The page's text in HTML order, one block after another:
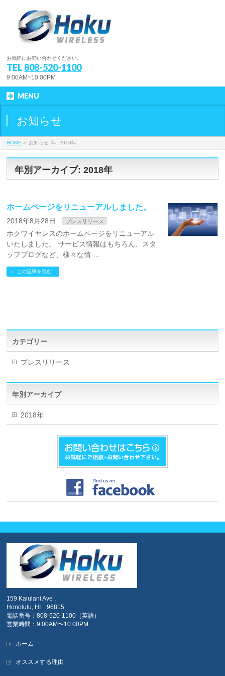
お気軽にお問い合わせください。
TEL 808-520-1100
9:00AM~10:00PM
MENU
お知らせ
HOME » お知らせ 年: 2018年
年別アーカイブ: 2018年
ホームページをリニューアルしました。
2018年8月28日 プレスリリース
ホクワイヤレスのホームページをリニューアル
いたしました。 サービス情報はもちろん、スタ
ッフブログなど、様々な情 …
この記事を読む
カテゴリー
プレスリリース
年別アーカイブ
2018年
159 Kaiulani Ave ,
Honolulu, HI 96815
電話番号：808-520-1100（英語）
営業時間：9:00AM〜10:00PM
ホーム
オススメする理由